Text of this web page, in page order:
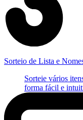
Sorteio de Lista e
Sorteie vários
forma fácil e